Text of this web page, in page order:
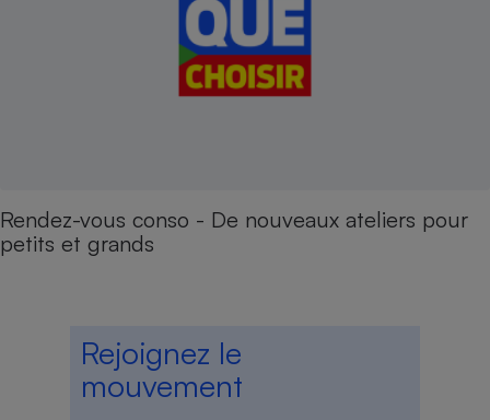
Rendez-vous conso - De nouveaux ateliers pour
petits et grands
Rejoignez le
mouvement